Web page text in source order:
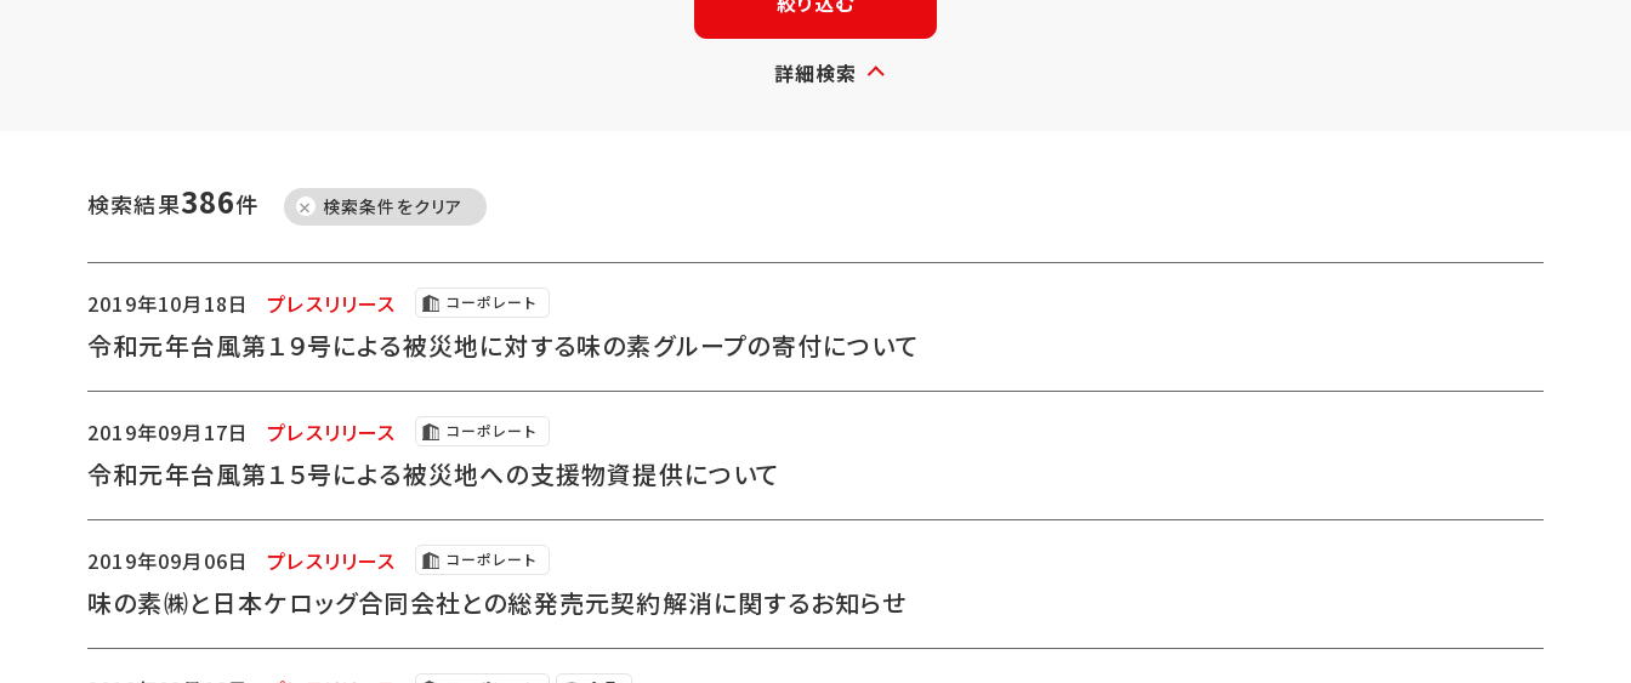
詳細検索
検索結果386件 検索条件をクリア
2019年10月18日 プレスリリース コーポレート
令和元年台風第１９号による被災地に対する味の素グループの寄付について
2019年09月17日 プレスリリース コーポレート
令和元年台風第１５号による被災地への支援物資提供について
2019年09月06日 プレスリリース コーポレート
味の素㈱と日本ケロッグ合同会社との総発売元契約解消に関するお知らせ